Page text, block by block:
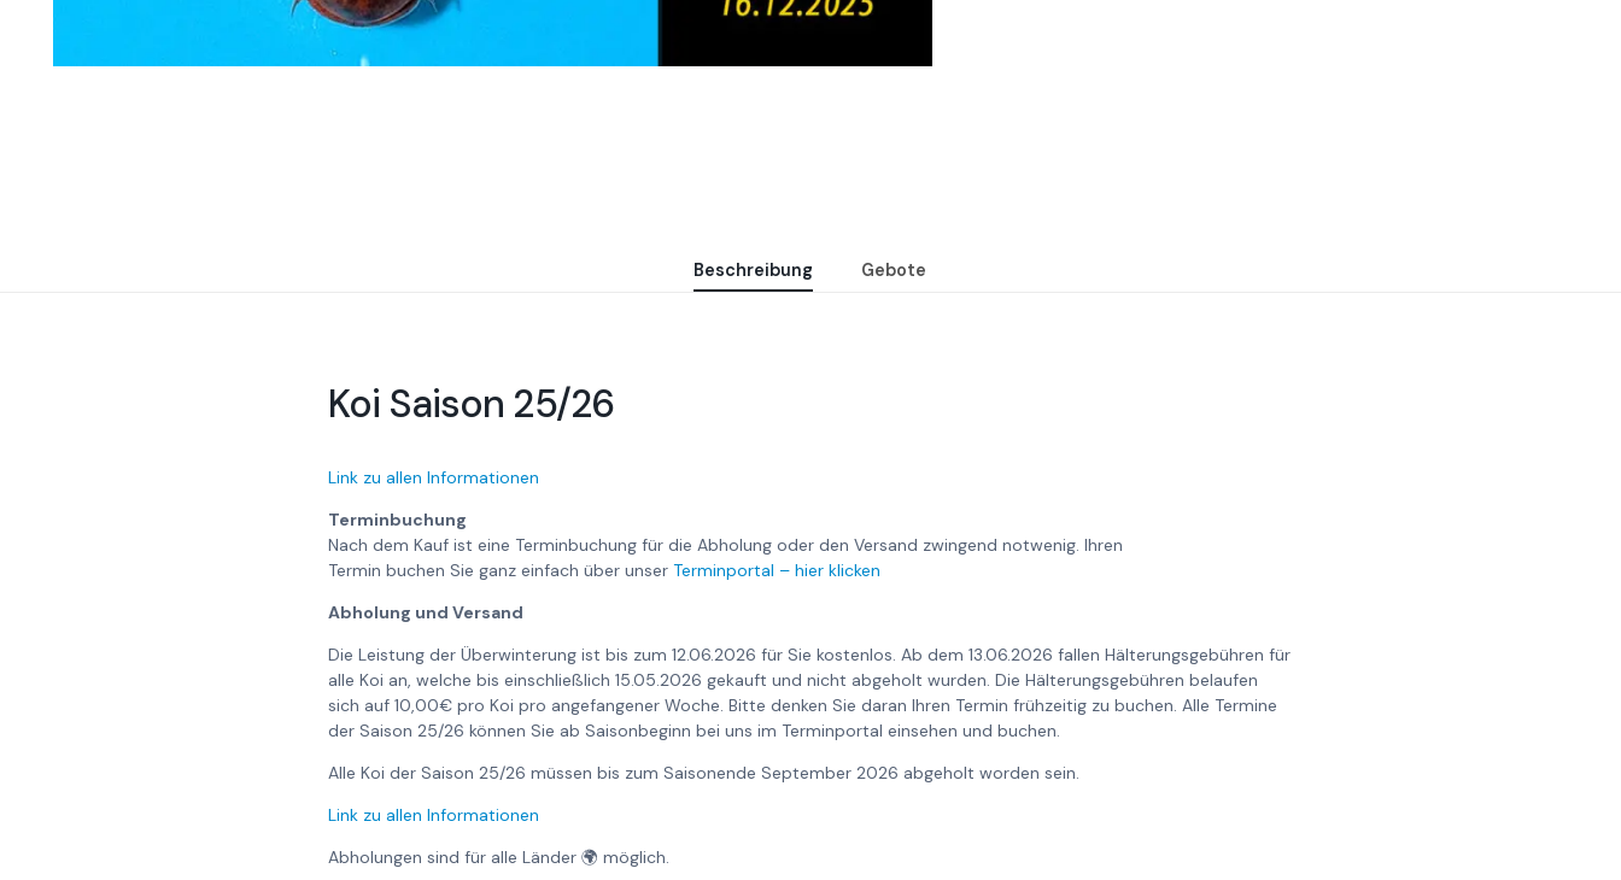
Beschreibung Gebote
Koi Saison 25/26
Link zu allen Informationen
Terminbuchung
Nach dem Kauf ist eine Terminbuchung für die Abholung oder den Versand zwingend notwenig. Ihren
Termin buchen Sie ganz einfach über unser Terminportal – hier klicken
Abholung und Versand
Die Leistung der Überwinterung ist bis zum 12.06.2026 für Sie kostenlos. Ab dem 13.06.2026 fallen Hälterungsgebühren für
alle Koi an, welche bis einschließlich 15.05.2026 gekauft und nicht abgeholt wurden. Die Hälterungsgebühren belaufen
sich auf 10,00€ pro Koi pro angefangener Woche. Bitte denken Sie daran Ihren Termin frühzeitig zu buchen. Alle Termine
der Saison 25/26 können Sie ab Saisonbeginn bei uns im Terminportal einsehen und buchen.
Alle Koi der Saison 25/26 müssen bis zum Saisonende September 2026 abgeholt worden sein.
Link zu allen Informationen
Abholungen sind für alle Länder 🌍 möglich.